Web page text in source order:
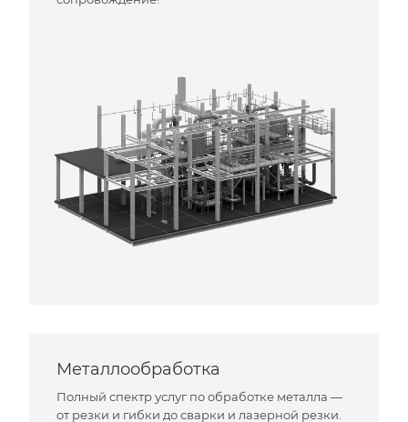
Металлообработка
Полный спектр услуг по обработке металла —
от резки и гибки до сварки и лазерной резки.